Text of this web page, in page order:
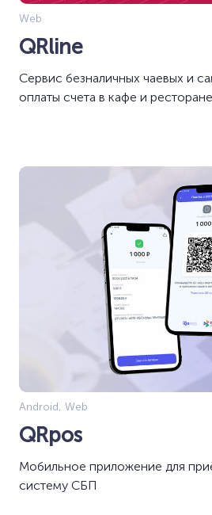
Web
QRline
Сервис безналичных чаевых и
оплаты счета в кафе и ресторане
Android, Web
QRpos
Мобильное приложение для
систему СБП